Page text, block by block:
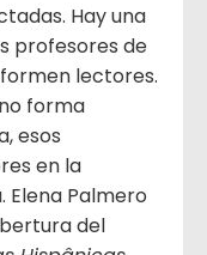
Hay una
profesores de
lectores.
forma
esos
en la
Elena Palmero
del